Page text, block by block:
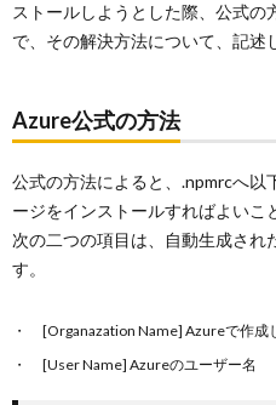
ストールしようとした際、公式
で、その解決方法について、記述
Azure公式の方法
公式の方法によると、.npmrcへ以
ージをインストールすればよいこ
次の二つの項目は、自動生成され
す。
[Organazation Name] Azureで作成
[User Name] Azureのユーザー名